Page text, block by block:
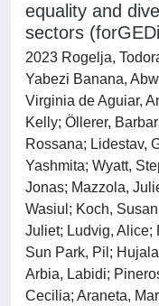
equality and
sectors
2023 Rogelja,
Yabezi Banana,
Virginia de Aguiar,
Kelly; Öllerer,
Rossana; Lidestav,
Yashmita; Wyatt,
Jonas; Mazzola,
Wasiul; Koch,
Juliet; Ludvig, Alice;
Sun Park, Pil;
Arbia, Labidi;
Cecilia; Araneta,